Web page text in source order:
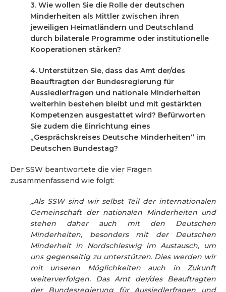
3. Wie wollen Sie die Rolle der deutschen
Minderheiten als Mittler zwischen ihren
jeweiligen Heimatländern und Deutschland
durch bilaterale Programme oder institutionelle
Kooperationen stärken?
4. Unterstützen Sie, dass das Amt der/des
Beauftragten der Bundesregierung für
Aussiedlerfragen und nationale Minderheiten
weiterhin bestehen bleibt und mit gestärkten
Kompetenzen ausgestattet wird? Befürworten
Sie zudem die Einrichtung eines
„Gesprächskreises Deutsche Minderheiten“ im
Deutschen Bundestag?
Der SSW beantwortete die vier Fragen
zusammenfassend wie folgt:
„Als SSW sind wir selbst Teil der internationalen
Gemeinschaft der nationalen Minderheiten und
stehen daher auch mit den Deutschen
Minderheiten, besonders mit der Deutschen
Minderheit in Nordschleswig im Austausch, um
uns gegenseitig zu unterstützen. Dies werden wir
mit unseren Möglichkeiten auch in Zukunft
weiterverfolgen. Das Amt der/des Beauftragten
der Bundesregierung für Aussiedlerfragen und